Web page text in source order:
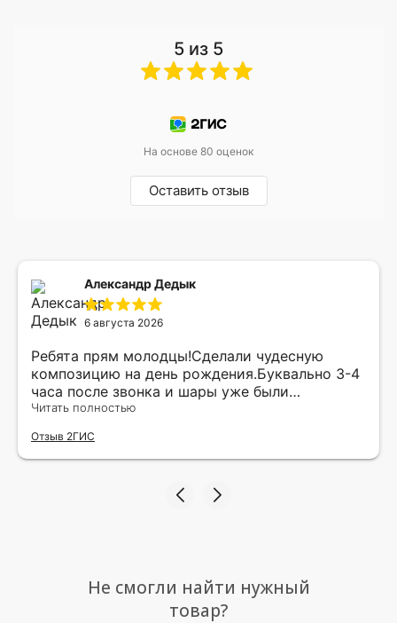
5 из 5
На основе 80 оценок
Оставить отзыв
Александр Дедык
6 августа 2026
Ребята прям молодцы!Сделали чудесную
композицию на день рождения.Буквально 3-4
часа после звонка и шары уже были
доставлены мне по адресу.Качество
рада.
Читать полностью
Отзыв 2ГИС
Не смогли найти нужный
товар?